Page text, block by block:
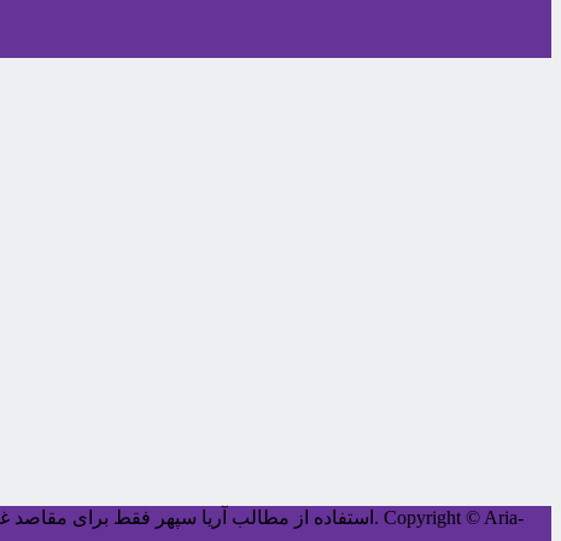
استفاده از مطالب آریا سپهر فقط برای مقاصد کليه حقوق اين سايت متعلق به آریا سپهر می‌باشد. Copyright © Aria-